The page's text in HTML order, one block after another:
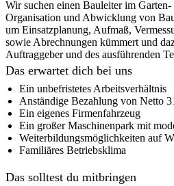
Wir suchen einen Bauleiter im
Organisation und Abwicklung von
um Einsatzplanung, Aufmaß,
sowie Abrechnungen kümmert und
Auftraggeber und des ausführenden
Das erwartet dich bei uns
Ein unbefristetes Arbeitsverhältnis
Anständige Bezahlung von Netto
Ein eigenes Firmenfahrzeug
Ein großer Maschinenpark mit
Weiterbildungsmöglichkeiten auf
Familiäres Betriebsklima
Das solltest du mitbringen